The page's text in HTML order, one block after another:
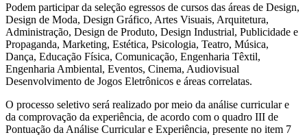
Podem participar da seleção egressos de cursos das áreas de Design,
Design de Moda, Design Gráfico, Artes Visuais, Arquitetura,
Administração, Design de Produto, Design Industrial, Publicidade e
Propaganda, Marketing, Estética, Psicologia, Teatro, Música,
Dança, Educação Física, Comunicação, Engenharia Têxtil,
Engenharia Ambiental, Eventos, Cinema, Audiovisual
Desenvolvimento de Jogos Eletrônicos e áreas correlatas.
O processo seletivo será realizado por meio da análise curricular e
da comprovação da experiência, de acordo com o quadro III de
Pontuação da Análise Curricular e Experiência, presente no item 7